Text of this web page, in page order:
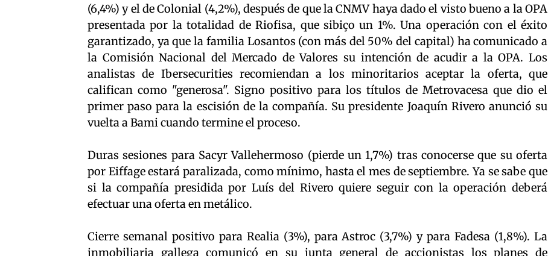
(6,4%) y el de Colonial (4,2%), después de que la CNMV haya dado el visto bueno a la OPA
presentada por la totalidad de Riofisa, que sibiço un 1%. Una operación con el éxito
garantizado, ya que la familia Losantos (con más del 50% del capital) ha comunicado a
la Comisión Nacional del Mercado de Valores su intención de acudir a la OPA. Los
analistas de Ibersecurities recomiendan a los minoritarios aceptar la oferta, que
califican como "generosa". Signo positivo para los títulos de Metrovacesa que dio el
primer paso para la escisión de la compañía. Su presidente Joaquín Rivero anunció su
vuelta a Bami cuando termine el proceso.
Duras sesiones para Sacyr Vallehermoso (pierde un 1,7%) tras conocerse que su oferta
por Eiffage estará paralizada, como mínimo, hasta el mes de septiembre. Ya se sabe que
si la compañía presidida por Luís del Rivero quiere seguir con la operación deberá
efectuar una oferta en metálico.
Cierre semanal positivo para Realia (3%), para Astroc (3,7%) y para Fadesa (1,8%). La
inmobiliaria gallega comunicó en su junta general de accionistas los planes de